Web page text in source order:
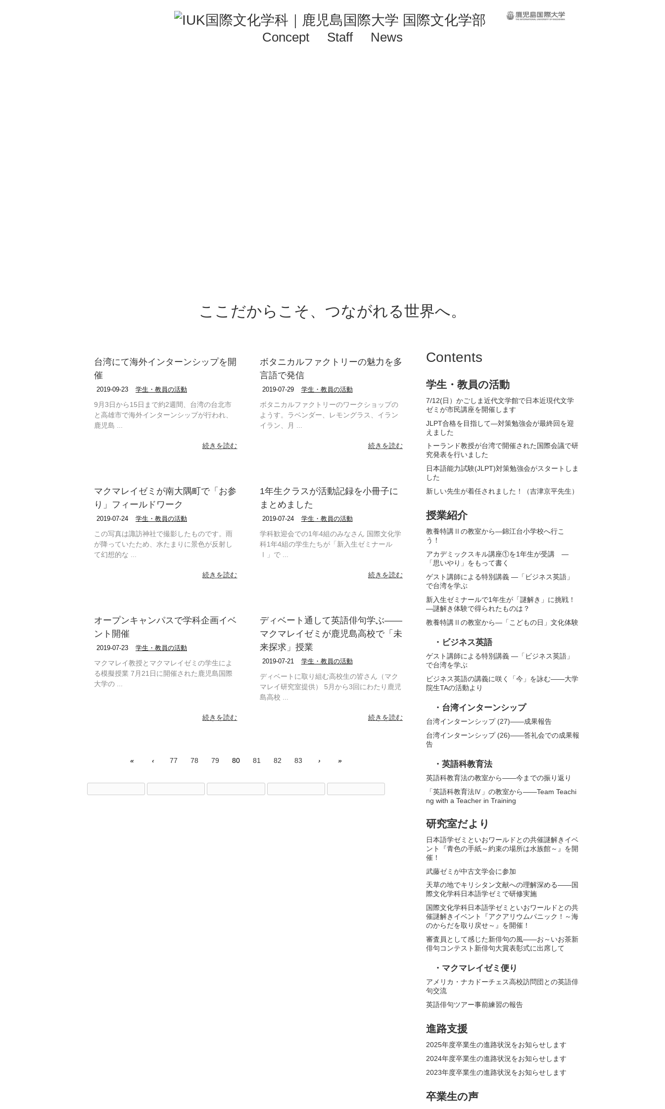
鹿児島国際大学
Concept Staff News
ここだからこそ、つながれる世界へ。
台湾にて海外インターンシップを開
催
2019-09-23 学生・教員の活動
9月3日から15日まで約2週間、台湾の台北市
と高雄市で海外インターンシップが行われ、
鹿児島 ...
続きを読む
ボタニカルファクトリーの魅力を多
言語で発信
2019-07-29 学生・教員の活動
ボタニカルファクトリーのワークショップの
ようす。ラベンダー、レモングラス、イラン
イラン、月 ...
続きを読む
マクマレイゼミが南大隅町で「お参
り」フィールドワーク
2019-07-24 学生・教員の活動
この写真は諏訪神社で撮影したものです。雨
が降っていたため、水たまりに景色が反射し
て幻想的な ...
続きを読む
1年生クラスが活動記録を小冊子に
まとめました
2019-07-24 学生・教員の活動
学科歓迎会での1年4組のみなさん 国際文化学
科1年4組の学生たちが「新入生ゼミナール
Ⅰ」で ...
続きを読む
オープンキャンパスで学科企画イベ
ント開催
2019-07-23 学生・教員の活動
マクマレイ教授とマクマレイゼミの学生によ
る模擬授業 7月21日に開催された鹿児島国際
大学の ...
続きを読む
ディベート通して英語俳句学ぶ――
マクマレイゼミが鹿児島高校で「未
来探求」授業
2019-07-21 学生・教員の活動
ディベートに取り組む高校生の皆さん（マク
マレイ研究室提供） 5月から3回にわたり鹿児
島高校 ...
続きを読む
« ‹ 77 78 79 80 81 82 83 › »
Contents
学生・教員の活動
7/12(日）かごしま近代文学館で日本近現代文学
ゼミが市民講座を開催します
JLPT合格を目指して—対策勉強会が最終回を迎
えました
トーランド教授が台湾で開催された国際会議で研
究発表を行いました
日本語能力試験(JLPT)対策勉強会がスタートしま
した
新しい先生が着任されました！（吉津京平先生）
授業紹介
教養特講Ⅱの教室から―錦江台小学校へ行こ
う！
アカデミックスキル講座①を1年生が受講 ―
「思いやり」をもって書く
ゲスト講師による特別講義 ―「ビジネス英語」
で台湾を学ぶ
新入生ゼミナールで1年生が「謎解き」に挑戦！
―謎解き体験で得られたものは？
教養特講Ⅱの教室から―「こどもの日」文化体験
・ビジネス英語
ゲスト講師による特別講義 ―「ビジネス英語」
で台湾を学ぶ
ビジネス英語の講義に咲く「今」を詠む――大学
院生TAの活動より
・台湾インターンシップ
台湾インターンシップ (27)——成果報告
台湾インターンシップ (26)――答礼会での成果報
告
・英語科教育法
英語科教育法の教室から——今までの振り返り
「英語科教育法Ⅳ」の教室から――Team Teachi
ng with a Teacher in Training
研究室だより
日本語学ゼミといおワールドとの共催謎解きイベ
ント『青色の手紙～約束の場所は水族館～』を開
催！
武藤ゼミが中古文学会に参加
天草の地でキリシタン文献への理解深める――国
際文化学科日本語学ゼミで研修実施
国際文化学科日本語学ゼミといおワールドとの共
催謎解きイベント『アクアリウムパニック！～海
のからだを取り戻せ～』を開催！
審査員として感じた新俳句の風――お～いお茶新
俳句コンテスト新俳句大賞表彰式に出席して
・マクマレイゼミ便り
アメリカ・ナカドーチェス高校訪問団との英語俳
句交流
英語俳句ツアー事前練習の報告
進路支援
2025年度卒業生の進路状況をお知らせします
2024年度卒業生の進路状況をお知らせします
2023年度卒業生の進路状況をお知らせします
卒業生の声